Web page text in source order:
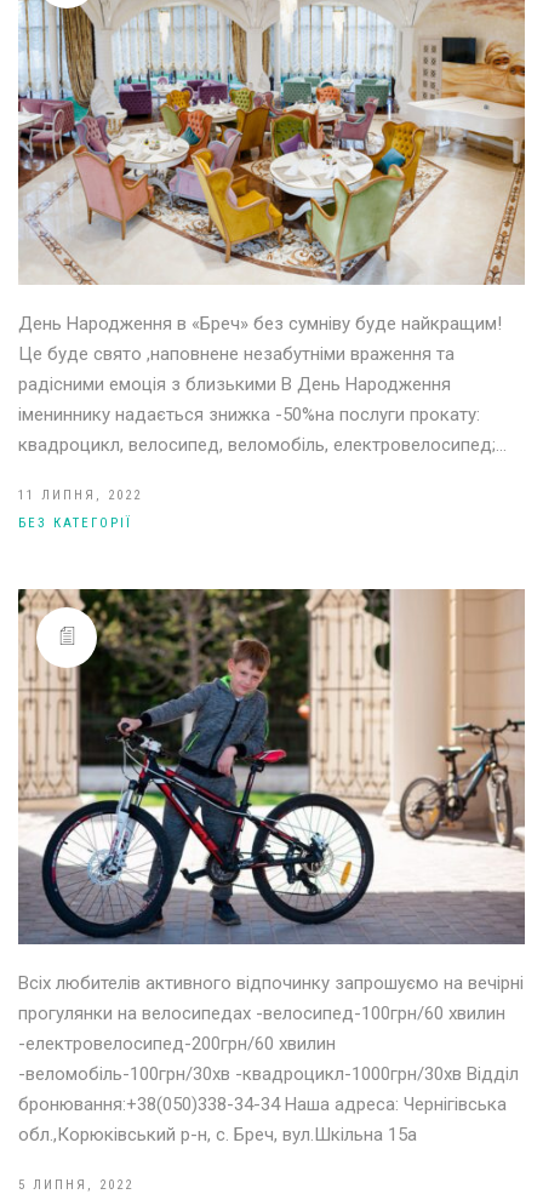
День Народження в «Бреч» без сумніву буде найкращим!
Це буде свято ,наповнене незабутніми враження та
радісними емоція з близькими В День Народження
імениннику надається знижка -50%на послуги прокату:
квадроцикл, велосипед, веломобіль, електровелосипед;…
11 ЛИПНЯ, 2022
БЕЗ КАТЕГОРІЇ
Всіх любителів активного відпочинку запрошуємо на вечірні
прогулянки на велосипедах -велосипед-100грн/60 хвилин
-електровелосипед-200грн/60 хвилин
-веломобіль-100грн/30хв -квадроцикл-1000грн/30хв Відділ
бронювання:+38(050)338-34-34 Наша адреса: Чернігівська
обл.,Корюківський р-н, с. Бреч, вул.Шкільна 15а
5 ЛИПНЯ, 2022